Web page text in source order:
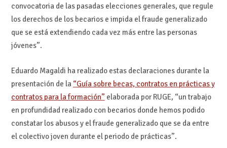
convocatoria de las pasadas elecciones generales, que regule
los derechos de los becarios e impida el fraude generalizado
que se está extendiendo cada vez más entre las personas
jóvenes”.
Eduardo Magaldi ha realizado estas declaraciones durante la
presentación de la “Guía sobre becas, contratos en prácticas y
contratos para la formación” elaborada por RUGE, “un trabajo
en profundidad realizado con becarios donde hemos podido
constatar los abusos y el fraude generalizado que se da entre
el colectivo joven durante el periodo de prácticas”.